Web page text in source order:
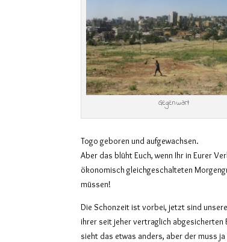
Gegenwart
Togo geboren und aufgewachsen.
Aber das blüht Euch, wenn Ihr in Eurer
ökonomisch gleichgeschalteten
müssen!
Die Schonzeit ist vorbei, jetzt sind
ihrer seit jeher vertraglich abgesicherten
sieht das etwas anders, aber der muss